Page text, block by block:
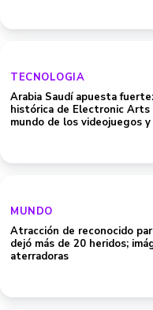
TECNOLOGIA
Arabia Saudí apuesta
histórica de Electronic Arts
mundo de los videojuegos
MUNDO
Atracción de reconocido
dejó más de 20 heridos;
aterradoras